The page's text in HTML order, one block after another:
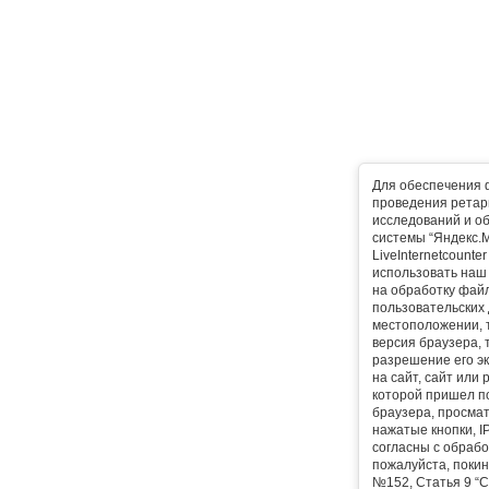
Для обеспечения
проведения
исследований и
системы
использовать
на обработку
местоположении,
версия браузера,
разрешение его
на сайт, сайт или
которой пришел
браузера,
нажатые кнопки,
согласны с
пожалуйста,
№152, Статья 9